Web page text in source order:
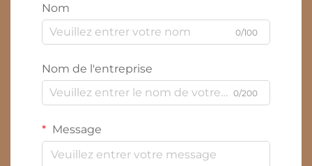
Nom
0/100
Nom de l'entreprise
0/200
Message